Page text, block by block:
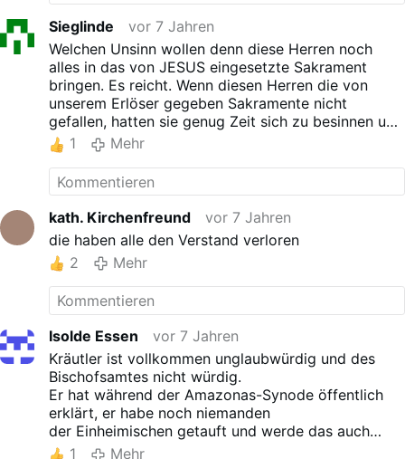
das Wesen von Pachamama am deutlichsten
erkennbar – als Drachengöttin. Sie ist die Mutter
des Sonnengottes Inti und der Mondgöttin Mama
Killa, aber auch die Frau von Inti. Ihr wurden von
Inka-Priestern Opfer dargebracht, auch
Menschenopfer, denn wurde ihr nicht geopfert, so
die Vorstellung, holte sie sich die Opfer selbst, etwa
durch Erdbeben.
Heute gibt es weder die Inka-Priester noch den
alten Kultus. Geblieben sind mehr oder weniger
ferne Erinnerungen und Formen des Aberglaubens.
Historische Darstellungen der Pachamama aus
heidnischer Zeit sind nicht überliefert. Die vielen
Darstellungen, die heute in Umlauf sind,
entstammen neuheidnischen Ursprüngen oder
einem unterschwelligen Strang des Aberglaubens,
wie er beispielsweise auf dem Hexenmarkt von La
Paz bedient wird.
„Diablada“, Kampf zwischen guten und bösen
Kräften
Das Verständnis von Pachamama ist pantheistisch.
Die Welt wird als Lebewesen verstanden. Der
heidnische Götterglaube kannte viele Welten. Heute
werden ihr in wichtigen Anliegen Lama-Föten
geopfert. Darin klingen die einstigen
Sieglinde
vor 7 Jahren
Welchen Unsinn wollen denn diese Herren noch
alles in das von JESUS eingesetzte Sakrament
bringen. Es reicht. Wenn diesen Herren die von
unserem Erlöser gegeben Sakramente nicht
gefallen, hatten sie genug Zeit sich zu besinnen und
den Entschluss Priester zu werden , zu ändern, vor
ihrer Weihe. GOTT wird diese Häresien nicht
hinnehmen. Sie sollten sich auf eine grosse Sühne
vorbereiten, denn ihr Erwachen wird alles andere
als rosig sein.
1 Mehr
kath. Kirchenfreund
vor 7 Jahren
die haben alle den Verstand verloren
2
Mehr
Isolde Essen
vor 7 Jahren
Kräutler ist vollkommen unglaubwürdig und des
Bischofsamtes nicht würdig.
Er hat während der Amazonas-Synode öffentlich
erklärt, er habe noch niemanden
der Einheimischen getauft und werde das auch
zukünftig nicht tun.
1
Mehr